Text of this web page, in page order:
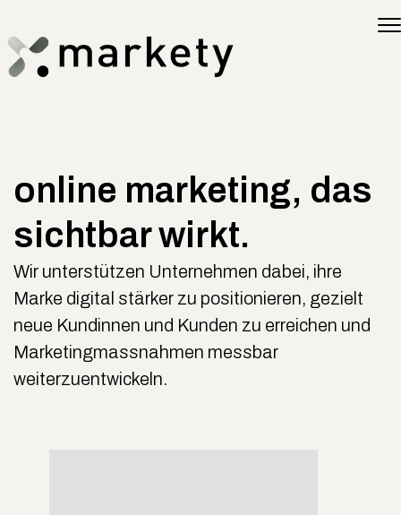
online marketing, das
sichtbar wirkt.
Wir unterstützen Unternehmen dabei, ihre
Marke digital stärker zu positionieren, gezielt
neue Kundinnen und Kunden zu erreichen und
Marketingmassnahmen messbar
weiterzuentwickeln.